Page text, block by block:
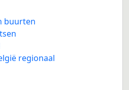
buurten
regionaal